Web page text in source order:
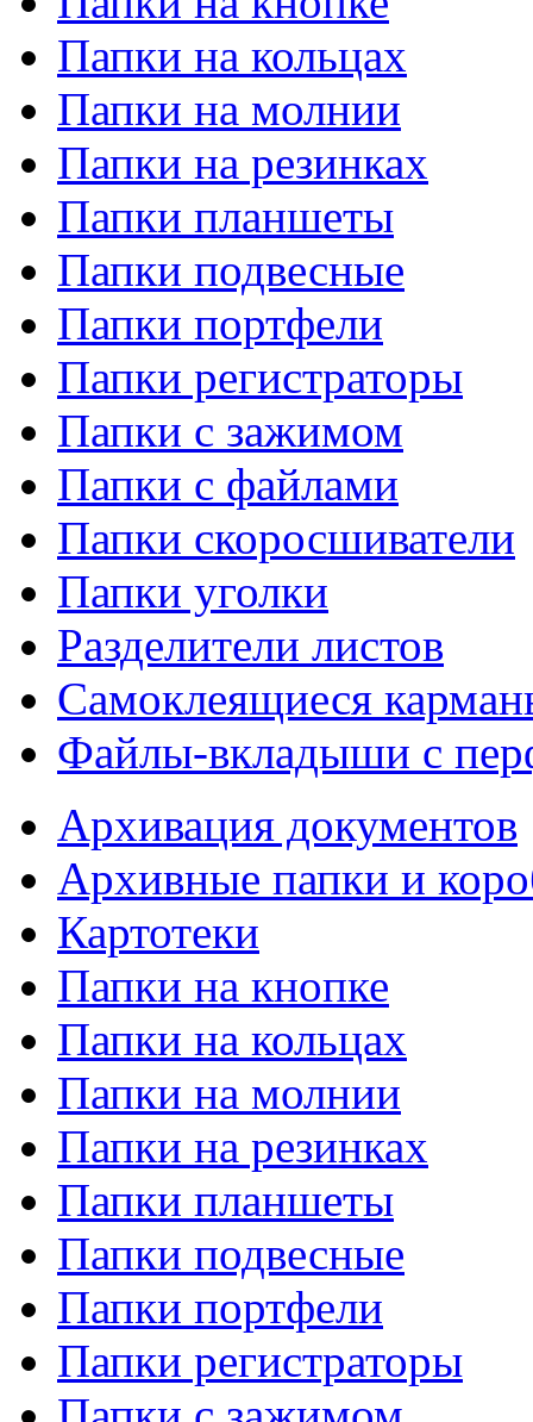
Папки на кольцах
Папки на молнии
Папки на резинках
Папки планшеты
Папки подвесные
Папки портфели
Папки регистраторы
Папки с зажимом
Папки с файлами
Папки скоросшиватели
Папки уголки
Разделители листов
Самоклеящиеся
Файлы-вкладыши с
Архивация документов
Архивные папки и
Картотеки
Папки на кнопке
Папки на кольцах
Папки на молнии
Папки на резинках
Папки планшеты
Папки подвесные
Папки портфели
Папки регистраторы